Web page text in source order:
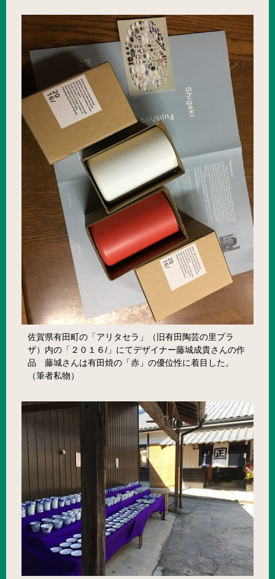
佐賀県有田町の「アリタセラ」（旧有田陶芸の里プラ
ザ）内の「２０１６/」にてデザイナー藤城成貴さんの作
品 藤城さんは有田焼の「赤」の優位性に着目した。
（筆者私物）